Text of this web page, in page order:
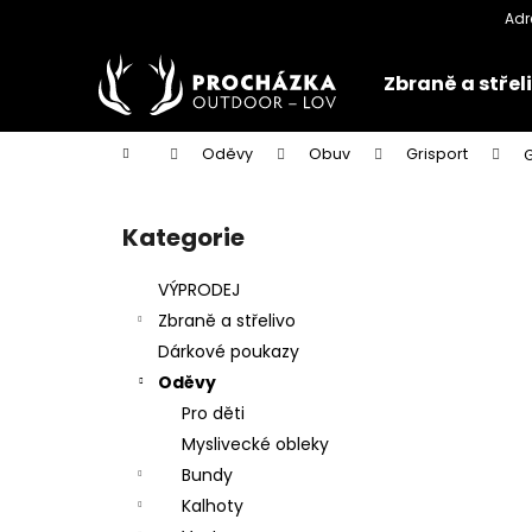
Zbraně a
Domů Oděvy Obuv Grisport
Přeskočit
kategorie
Kategorie
VÝPRODEJ
Zbraně a střelivo
Dárkové poukazy
Oděvy
Pro děti
Myslivecké obleky
Bundy
Kalhoty
k
Zpět
obchodu
Zpět
obchodu